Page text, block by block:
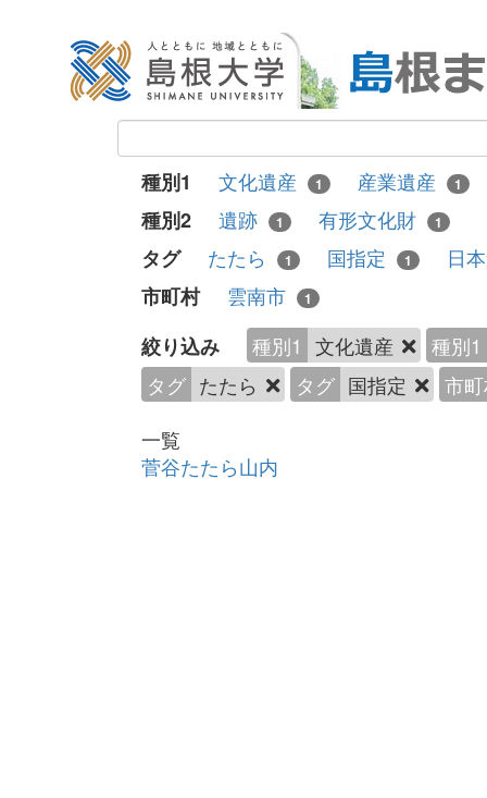
種別1 文化遺産 1 産業遺産 1
種別2 遺跡 1 有形文化財 1
タグ たたら 1 国指定 1
日
市町村
雲南市 1
絞り込み 種別1 文化遺産
種別1
タグ たたら タグ 国指定
市
一覧
菅谷たたら山内